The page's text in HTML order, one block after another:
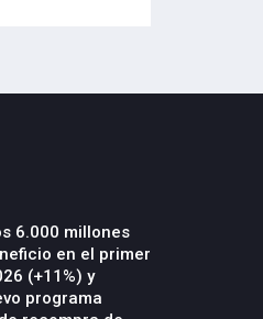
6.000 millones
en el primer
(+11%) y
programa